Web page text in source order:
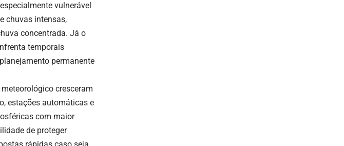
vulnerável
chuvas intensas,
concentrada. Já o
temporais
permanente
cresceram
estações automáticas e
com maior
de proteger